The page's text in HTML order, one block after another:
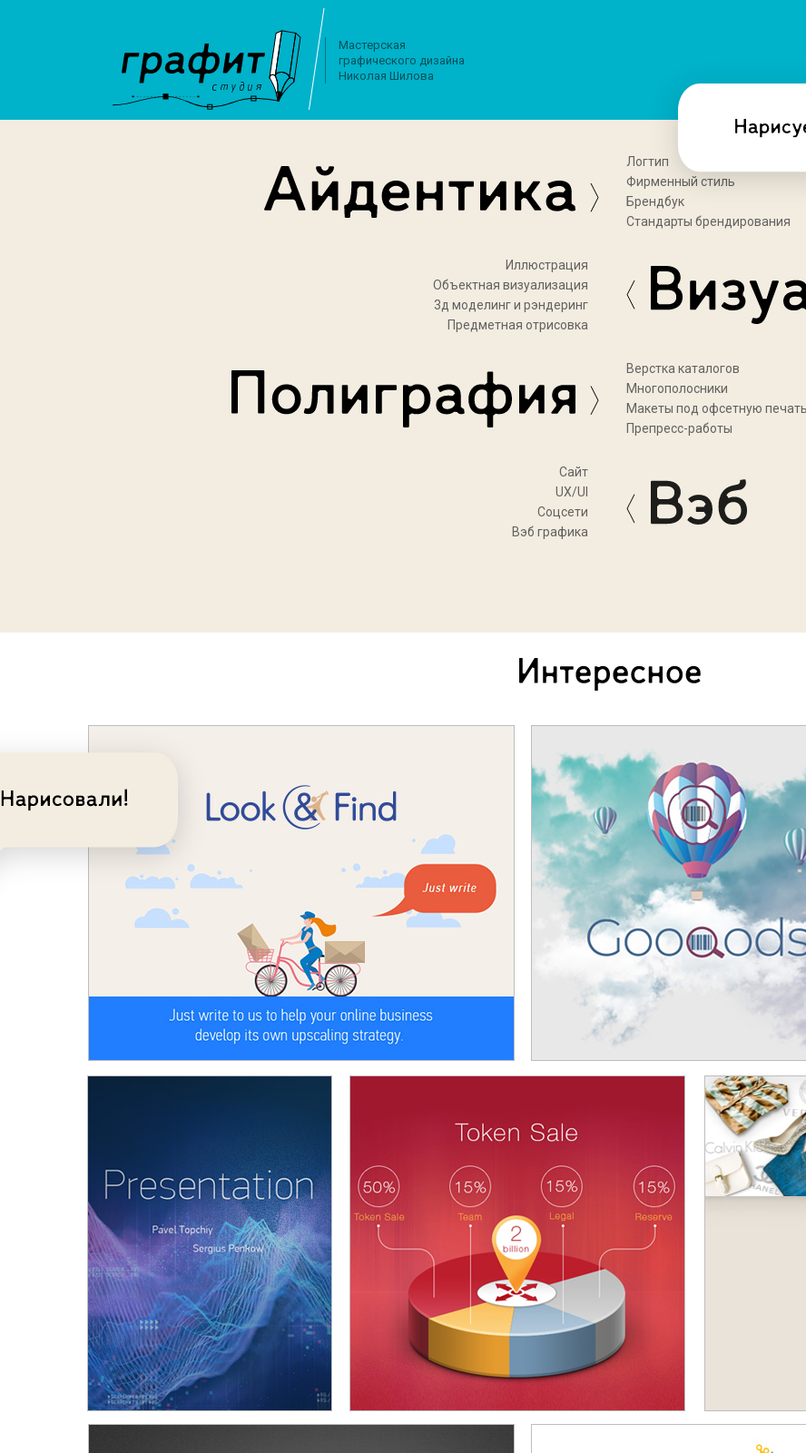
Мастерская
графического дизайна
Николая Шилова
Логтип
Фирменный стиль
Брендбук
Стандарты брендирования
Иллюстрация
Объектная визуализация
3д моделинг и рэндеринг
Предметная отрисовка
Верстка каталогов
Многополосники
Макеты под офсетную печать
Препресс-работы
Cайт
UX/UI
Соцсети
Вэб графика